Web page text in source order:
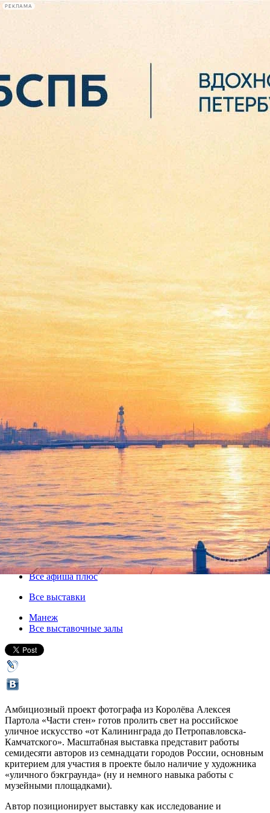
РЕКЛАМА
Сегодня:
2026.08.06
Манеж предлагает оценить
уличное искусство
02 августа 2018, четверг,15.00-26 августа 2018, воскресенье
Версия для печати
Все афиша плюс
Все выставки
Манеж
Все выставочные залы
Амбициозный проект фотографа из Королёва Алексея
Партола «Части стен» готов пролить свет на российское
уличное искусство «от Калининграда до Петропавловска-
Камчатского». Масштабная выставка представит работы
семидесяти авторов из семнадцати городов России, основным
критерием для участия в проекте было наличие у художника
«уличного бэкграунда» (ну и немного навыка работы с
музейными площадками).
Автор позиционирует выставку как исследование и